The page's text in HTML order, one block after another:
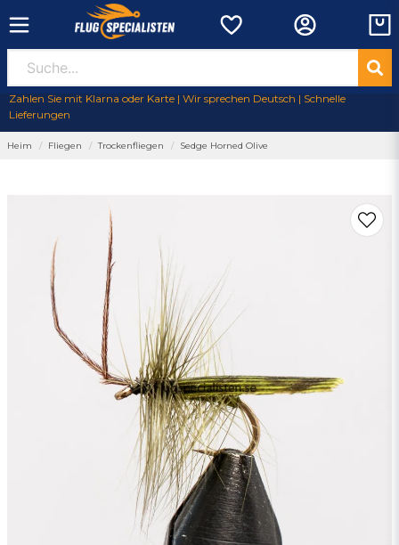
Zahlen Sie mit Klarna oder Karte | Wir sprechen Deutsch | Schnelle
Lieferungen
Heim Fliegen Trockenfliegen Sedge Horned Olive